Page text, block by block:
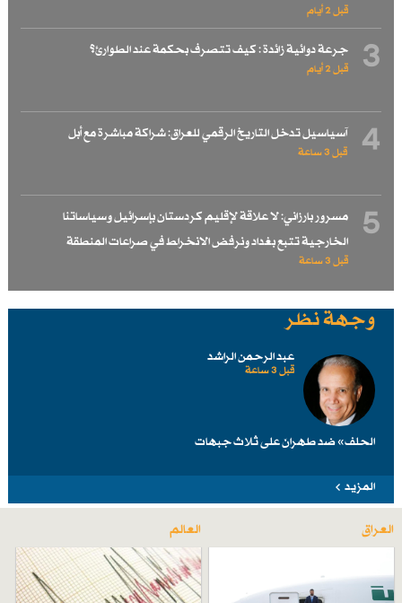
قبل 2 أيام
3 جرعة دوائية زائدة : كيف تتصرف بحكمة عند الطوارئ؟
قبل 2 أيام
4 آسياسيل تدخل التاريخ الرقمي للعراق: شراكة مباشرة مع أبل
قبل 3 ساعة
5
مسرور بارزاني: لا علاقة لإقليم كردستان بإسرائيل وسياساتنا
الخارجية تتبع بغداد ونرفض الانخراط في صراعات المنطقة
قبل 3 ساعة
وجهة نظر
عبد الرحمن الراشد
قبل 3 ساعة
الحلف» ضد طهرانَ على ثلاث جبهات
المزيد
العراق العالم